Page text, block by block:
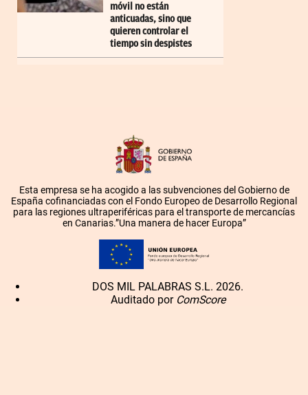
móvil no están
anticuadas, sino que
quieren controlar el
tiempo sin despistes
Esta empresa se ha acogido a las subvenciones del Gobierno de
España cofinanciadas con el Fondo Europeo de Desarrollo Regional
para las regiones ultraperiféricas para el transporte de mercancías
en Canarias.”Una manera de hacer Europa”
DOS MIL PALABRAS S.L. 2026.
Auditado por ComScore